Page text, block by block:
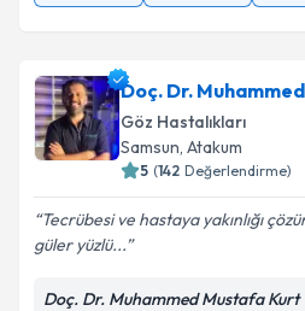
Doç. Dr.
Göz Hastalıkları
Samsun, Atakum
5 (142 Değerlendirme)
Tecrübesi ve hastaya yakınlığı
güler yüzlü...
Doç. Dr. Muhammed Mustafa Kurt